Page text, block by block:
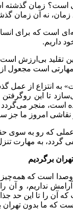
است؟ زمان گذشته
نه آن زمان
است که برای
داریم.
تقلید بی‌ارزش
مهارتی است مجعول
انتزاع از عمل
تا این
منجر می‌گردد و
امروز ما جز
که رو به سوی
گردد، به مهارت
برگردیم
است که همه‌چیز در
نداریم، و آن
آن را تا این حد
که ما بدون تهران